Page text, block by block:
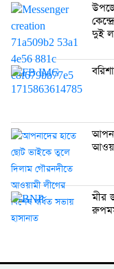
দুই
মীর